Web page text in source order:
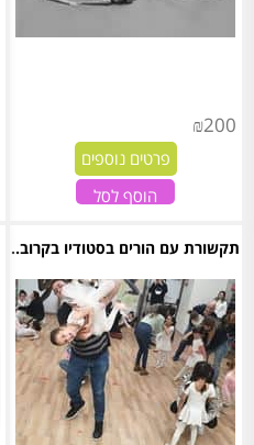
₪200
פרטים נוספים
הוסף לסל
תקשורת עם הורים בסטודיו בקרוב..